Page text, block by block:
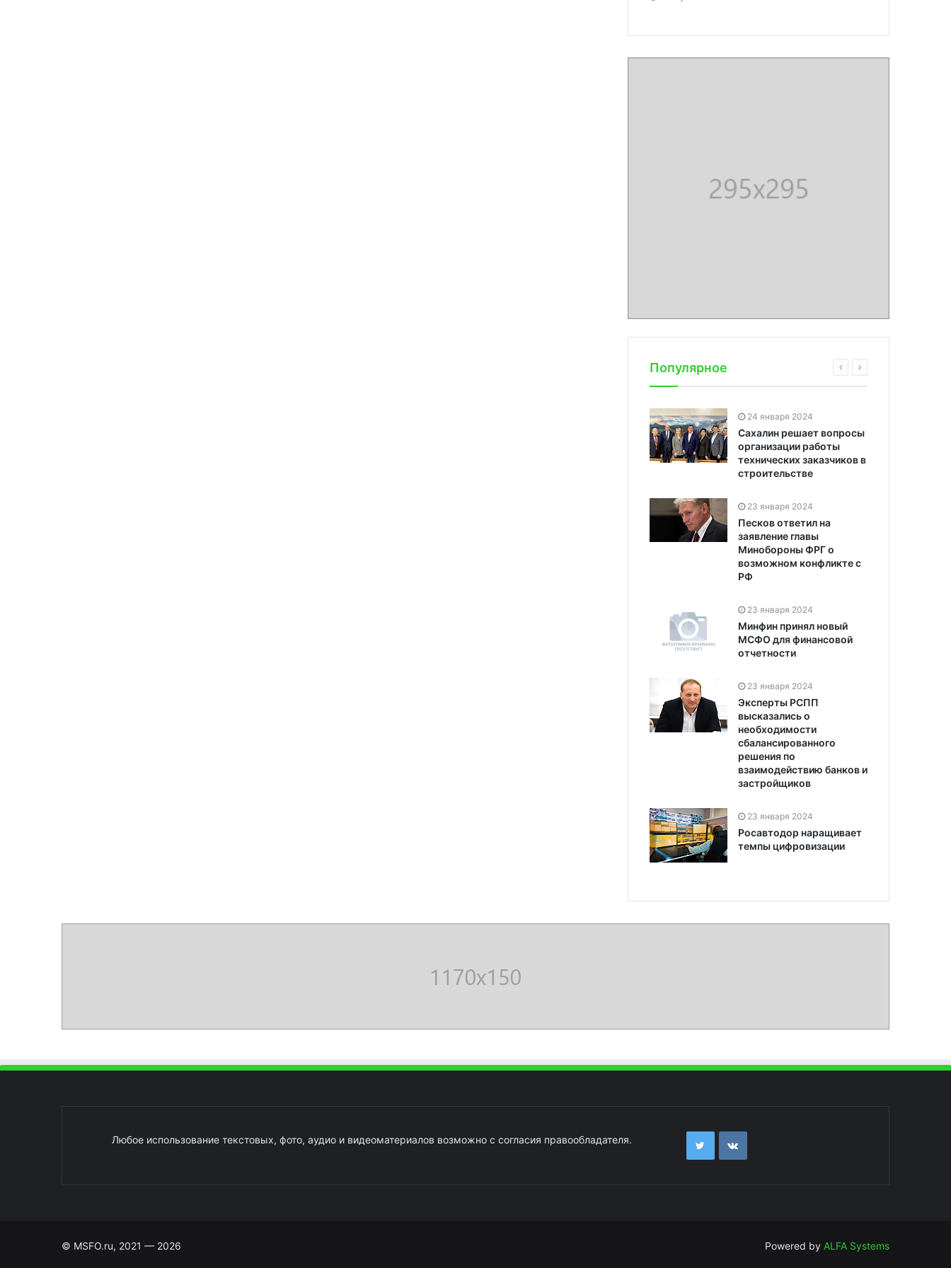
Популярное
24 января 2024
Сахалин решает вопросы
организации работы
технических заказчиков в
строительстве
23 января 2024
Песков ответил на
заявление главы
Минобороны ФРГ о
возможном конфликте с
РФ
23 января 2024
Минфин принял новый
МСФО для финансовой
отчетности
23 января 2024
Эксперты РСПП
высказались о
необходимости
сбалансированного
решения по
взаимодействию банков и
застройщиков
23 января 2024
Росавтодор наращивает
темпы цифровизации
Любое использование текстовых, фото, аудио и видеоматериалов возможно с согласия правообладателя.
© MSFO.ru, 2021 — 2026 Powered by ALFA Systems